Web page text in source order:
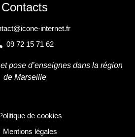
Contacts
internet.fr
09 72 15 71 62
pose d’enseignes dans la région
de Marseille
de cookies
Mentions légales